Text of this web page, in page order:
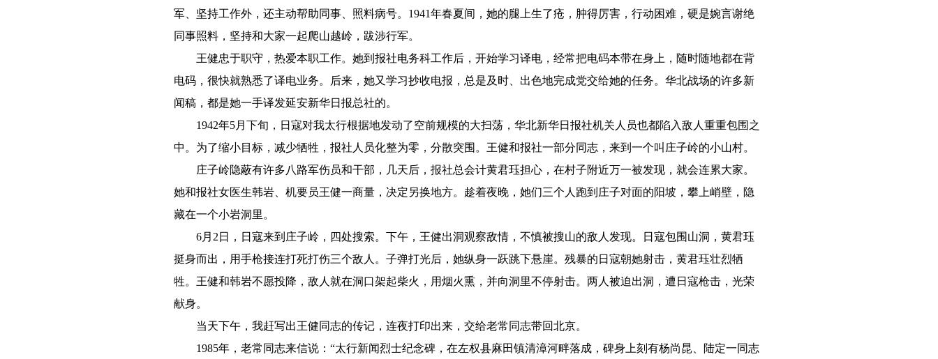
军、坚持工作外，还主动帮助同事、照料病号。1941年春夏间，她的腿上生了疮，肿得厉害，行动困难，硬是婉言谢绝
同事照料，坚持和大家一起爬山越岭，跋涉行军。
王健忠于职守，热爱本职工作。她到报社电务科工作后，开始学习译电，经常把电码本带在身上，随时随地都在背
电码，很快就熟悉了译电业务。后来，她又学习抄收电报，总是及时、出色地完成党交给她的任务。华北战场的许多新
闻稿，都是她一手译发延安新华日报总社的。
1942年5月下旬，日寇对我太行根据地发动了空前规模的大扫荡，华北新华日报社机关人员也都陷入敌人重重包围之
中。为了缩小目标，减少牺牲，报社人员化整为零，分散突围。王健和报社一部分同志，来到一个叫庄子岭的小山村。
庄子岭隐蔽有许多八路军伤员和干部，几天后，报社总会计黄君珏担心，在村子附近万一被发现，就会连累大家。
她和报社女医生韩岩、机要员王健一商量，决定另换地方。趁着夜晚，她们三个人跑到庄子对面的阳坡，攀上峭壁，隐
藏在一个小岩洞里。
6月2日，日寇来到庄子岭，四处搜索。下午，王健出洞观察敌情，不慎被搜山的敌人发现。日寇包围山洞，黄君珏
挺身而出，用手枪接连打死打伤三个敌人。子弹打光后，她纵身一跃跳下悬崖。残暴的日寇朝她射击，黄君珏壮烈牺
牲。王健和韩岩不愿投降，敌人就在洞口架起柴火，用烟火熏，并向洞里不停射击。两人被迫出洞，遭日寇枪击，光荣
献身。
当天下午，我赶写出王健同志的传记，连夜打印出来，交给老常同志带回北京。
1985年，老常同志来信说：“太行新闻烈士纪念碑，在左权县麻田镇清漳河畔落成，碑身上刻有杨尚昆、陆定一同志